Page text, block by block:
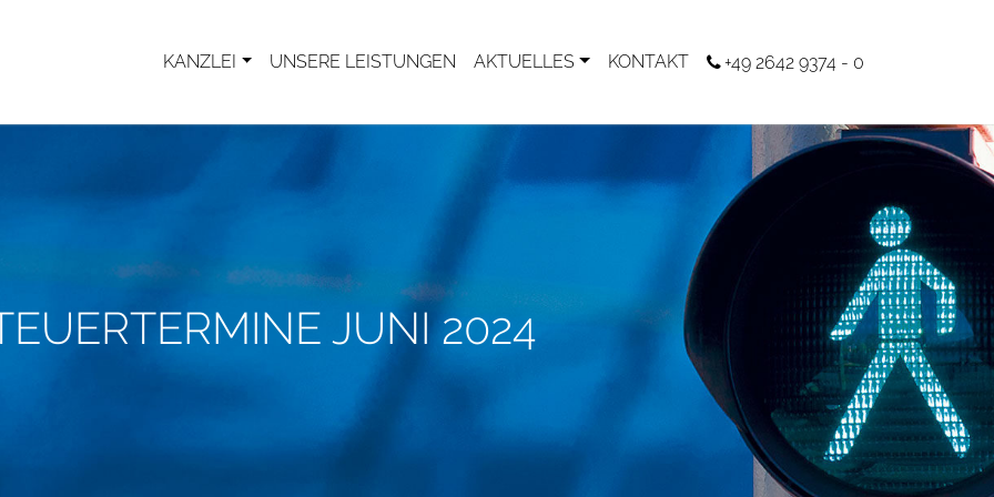
KANZLEI UNSERE LEISTUNGEN AKTUELLES KONTAKT +49 2642 9374 - 0
JUNI 2024